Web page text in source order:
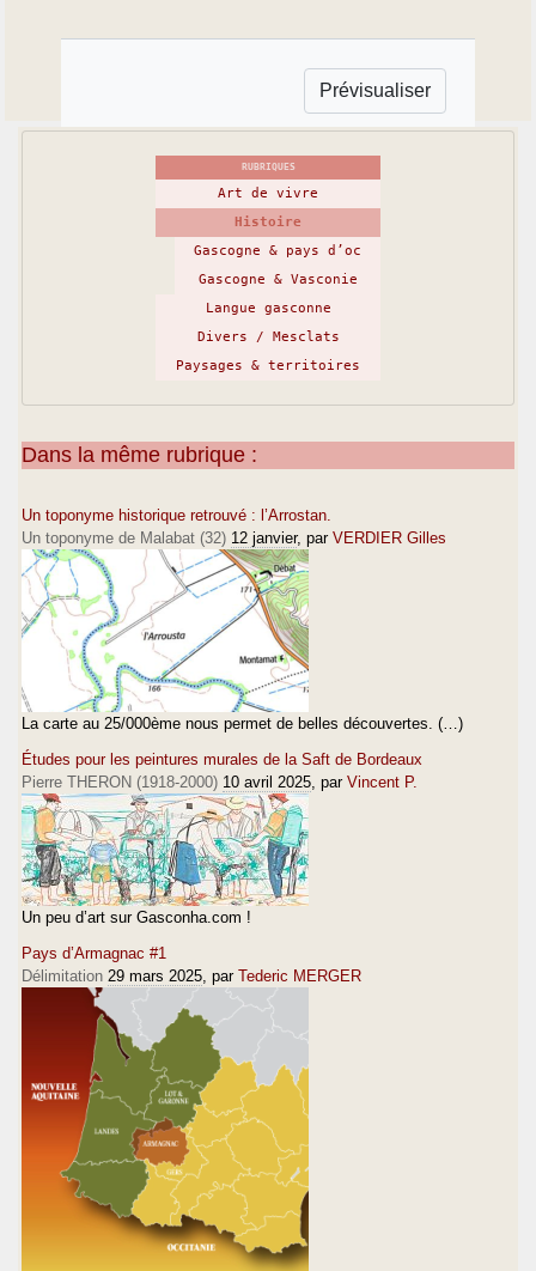
RUBRIQUES
Art de vivre
Histoire
Gascogne & pays d’oc
Gascogne & Vasconie
Langue gasconne
Divers / Mesclats
Paysages & territoires
Dans la même rubrique :
Un toponyme historique retrouvé : l’Arrostan.
Un toponyme de Malabat (32) 12 janvier, par VERDIER Gilles
La carte au 25/000ème nous permet de belles découvertes. (…)
Études pour les peintures murales de la Saft de Bordeaux
Pierre THERON (1918-2000) 10 avril 2025 , par Vincent P.
Un peu d’art sur Gasconha.com !
Pays d’Armagnac #1
Délimitation 29 mars 2025 , par Tederic MERGER